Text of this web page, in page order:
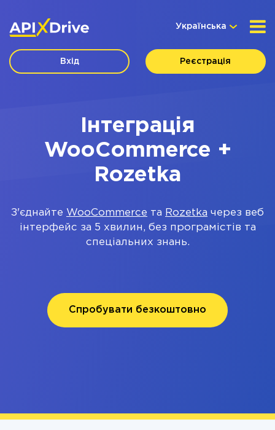
Українська
Вхід Реєстрація
Інтеграція
WooCommerce +
Rozetka
З'єднайте WooCommerce та Rozetka через веб
інтерфейс за 5 хвилин, без програмістів та
спеціальних знань.
Спробувати безкоштовно